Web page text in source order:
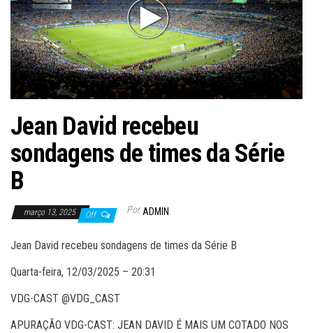
Jean David recebeu
sondagens de times da Série
B
março 13, 2025 Off Por ADMIN
Jean David recebeu sondagens de times da Série B
Quarta-feira, 12/03/2025 – 20:31
VDG-CAST @VDG_CAST
APURAÇÃO VDG-CAST: JEAN DAVID É MAIS UM COTADO NOS